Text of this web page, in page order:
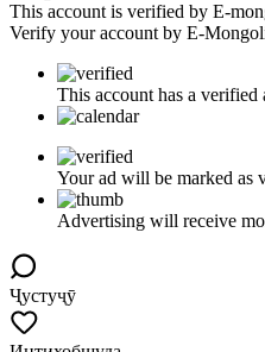
This account is verified by E-
Verify your account by E-
This account has a
Your ad will be marked as
Advertising will receive
Ҷустуҷӯ